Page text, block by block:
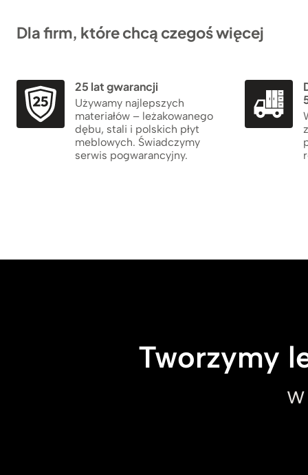
Dla firm, które chcą czegoś więcej
25 lat gwarancji
Używamy najlepszych
materiałów – leżakowanego
dębu, stali i polskich płyt
meblowych. Świadczymy
serwis pogwarancyjny.
Tworzymy